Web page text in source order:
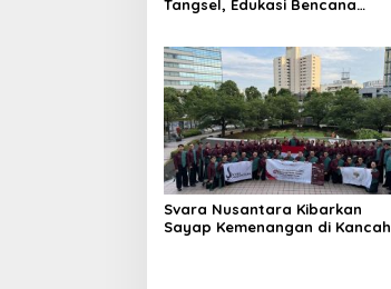
Tangsel, Edukasi Bencana
Svara Nusantara Kibarkan
Sayap Kemenangan di Kancah